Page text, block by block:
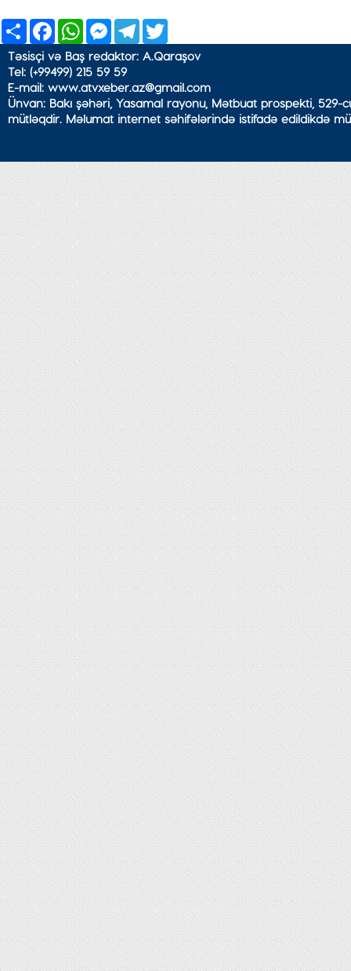
ShareFacebookWhatsApp
Messenger
Telegram
Təsisçi və Baş redaktor: A.Qaraşov
Tel: (+99499) 215 59 59
E-mail: www.atvxeber.az@gmail.com
Ünvan: Bakı şəhəri, Yasamal rayonu, Mətbuat prospekti,
mütləqdir. Məlumat internet səhifələrində istifadə edildikdə